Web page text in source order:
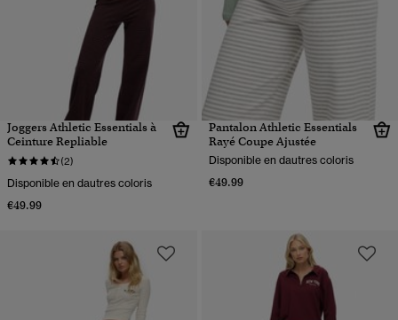
Joggers Athletic Essentials à
Ceinture Repliable
(2)
Disponible en dautres coloris
€49.99
Pantalon Athletic Essentials
Rayé Coupe Ajustée
Disponible en dautres coloris
€49.99